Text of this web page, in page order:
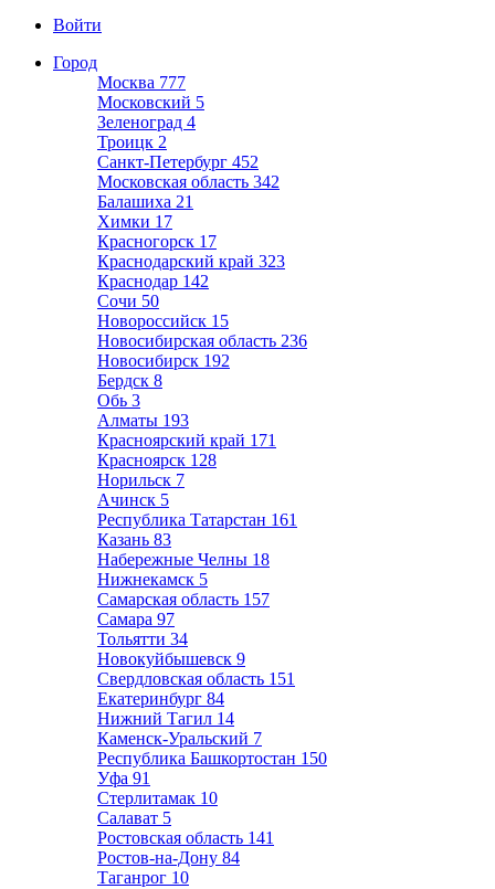
Войти
Город
Москва 777
Московский 5
Зеленоград 4
Троицк 2
Санкт-Петербург 452
Московская область 342
Балашиха 21
Химки 17
Красногорск 17
Краснодарский край 323
Краснодар 142
Сочи 50
Новороссийск 15
Новосибирская область 236
Новосибирск 192
Бердск 8
Обь 3
Алматы 193
Красноярский край 171
Красноярск 128
Норильск 7
Ачинск 5
Республика Татарстан 161
Казань 83
Набережные Челны 18
Нижнекамск 5
Самарская область 157
Самара 97
Тольятти 34
Новокуйбышевск 9
Свердловская область 151
Екатеринбург 84
Нижний Тагил 14
Каменск-Уральский 7
Республика Башкортостан 150
Уфа 91
Стерлитамак 10
Салават 5
Ростовская область 141
Ростов-на-Дону 84
Таганрог 10